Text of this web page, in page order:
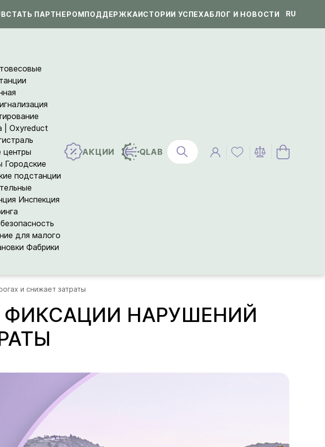
СТАТЬ ПАРТНЕРОМПОДДЕРЖКАИСТОРИИ УСПЕХАБЛОГ И НОВОСТИ RU
| Oxyreduct
центры
Городские
подстанции
Инспекция
для малого
Фабрики
АКЦИИ QLAB
и снижает затраты
ФИКСАЦИИ НАРУШЕНИЙ